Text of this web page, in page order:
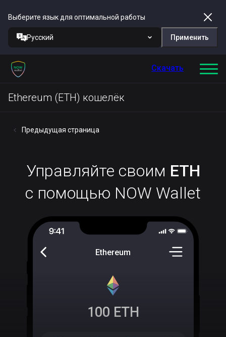
Выберите язык для оптимальной работы
Русский Применить
Скачать
Ethereum (ETH) кошелёк
Предыдущая страница
Управляйте своим ETH
с помощью NOW Wallet
Ethereum
100 ETH